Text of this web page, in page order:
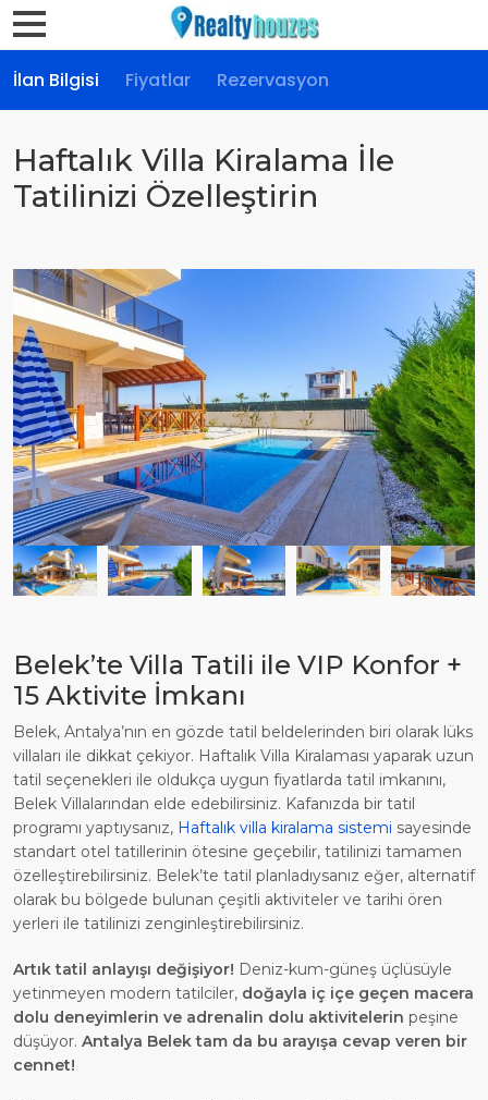
İlan Bilgisi Fiyatlar Rezervasyon
Haftalık Villa Kiralama İle
Tatilinizi Özelleştirin
Belek’te Villa Tatili ile VIP Konfor +
15 Aktivite İmkanı
Belek, Antalya’nın en gözde tatil beldelerinden biri olarak lüks
villaları ile dikkat çekiyor. Haftalık Villa Kiralaması yaparak uzun
tatil seçenekleri ile oldukça uygun fiyatlarda tatil imkanını,
Belek Villalarından elde edebilirsiniz. Kafanızda bir tatil
programı yaptıysanız, Haftalık villa kiralama sistemi sayesinde
standart otel tatillerinin ötesine geçebilir, tatilinizi tamamen
özelleştirebilirsiniz. Belek’te tatil planladıysanız eğer, alternatif
olarak bu bölgede bulunan çeşitli aktiviteler ve tarihi ören
yerleri ile tatilinizi zenginleştirebilirsiniz.
Artık tatil anlayışı değişiyor! Deniz-kum-güneş üçlüsüyle
yetinmeyen modern tatilciler, doğayla iç içe geçen macera
dolu deneyimlerin ve adrenalin dolu aktivitelerin peşine
düşüyor. Antalya Belek tam da bu arayışa cevap veren bir
cennet!